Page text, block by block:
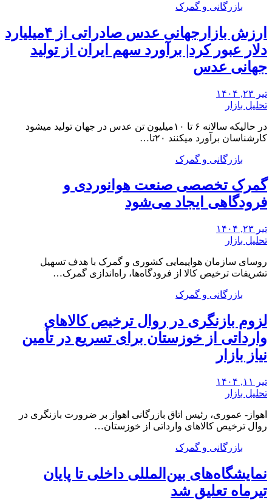
بازرگانی و گمرک
ارزش بازارجهانی عدس صادراتی از ۴میلیارد
دلار عبور کرد| برآورد سهم ایران از تولید
جهانی عدس
تیر ۲۳, ۱۴۰۴
تحلیل بازار
در حالیکه سالانه ۶ تا ۱۰میلیون تن عدس در جهان تولید میشود
کارشناسان برآورد میکنند ۲۰تا…
بازرگانی و گمرک
گمرک تخصصی صنعت هوانوردی و
فرودگاهی ایجاد می‌شود
تیر ۲۳, ۱۴۰۴
تحلیل بازار
روسای سازمان هواپیمایی کشوری و گمرک با هدف تسهیل
تشریفات ترخیص کالا از فرودگاه‌ها، راه‌اندازی گمرک…
بازرگانی و گمرک
لزوم بازنگری در روال ترخیص کالاهای
وارداتی از خوزستان برای تسریع در تأمین
نیاز بازار
تیر ۱۱, ۱۴۰۴
تحلیل بازار
اهواز- عموری، رئیس اتاق بازرگانی اهواز بر ضرورت بازنگری در
روال ترخیص کالاهای وارداتی از خوزستان…
بازرگانی و گمرک
نمایشگاه‌های بین‌المللی داخلی تا پایان
تیرماه تعلیق شد